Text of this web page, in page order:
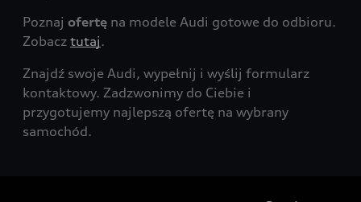
Poznaj ofertę na modele Audi gotowe do odbioru.
Zobacz tutaj.
Znajdź swoje Audi, wypełnij i wyślij formularz
kontaktowy. Zadzwonimy do Ciebie i
przygotujemy najlepszą ofertę na wybrany
samochód.